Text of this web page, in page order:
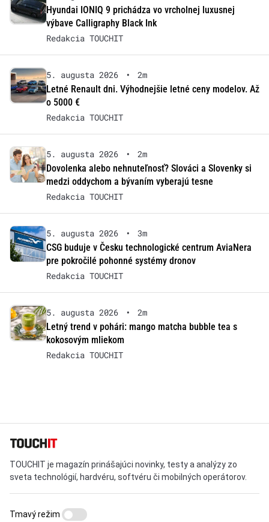
Hyundai IONIQ 9 prichádza vo vrcholnej luxusnej
výbave Calligraphy Black Ink
Redakcia TOUCHIT
5. augusta 2026 •
2m
Letné Renault dni. Výhodnejšie letné ceny modelov. Až
o 5000 €
Redakcia TOUCHIT
5. augusta 2026 •
2m
Dovolenka alebo nehnuteľnosť? Slováci a Slovenky si
medzi oddychom a bývaním vyberajú tesne
Redakcia TOUCHIT
5. augusta 2026 •
3m
CSG buduje v Česku technologické centrum AviaNera
pre pokročilé pohonné systémy dronov
Redakcia TOUCHIT
5. augusta 2026 •
2m
Letný trend v pohári: mango matcha bubble tea s
kokosovým mliekom
Redakcia TOUCHIT
TOUCHIT je magazín prinášajúci novinky, testy a analýzy zo
sveta technológií, hardvéru, softvéru či mobilných operátorov.
Tmavý režim